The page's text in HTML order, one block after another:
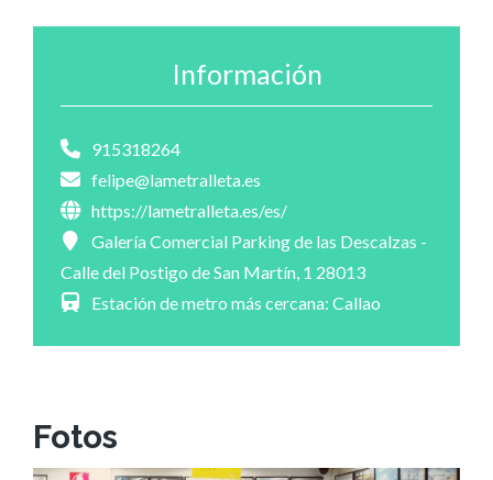
Información
915318264
felipe@lametralleta.es
https://lametralleta.es/es/
Galería Comercial Parking de las Descalzas -
Calle del Postigo de San Martín, 1 28013
Estación de metro más cercana: Callao
Fotos